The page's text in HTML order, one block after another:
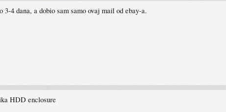
3-4 dana, a dobio sam samo ovaj mail od ebay-a.
HDD enclosure